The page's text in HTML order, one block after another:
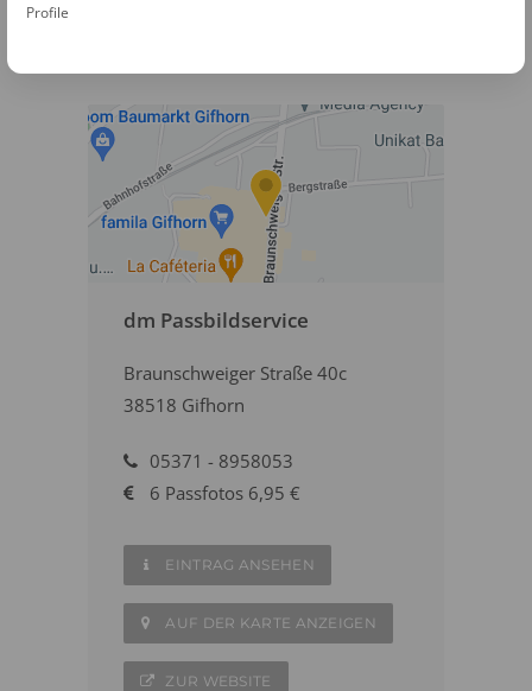
dm Passbildservice
Braunschweiger Straße 40c
38518 Gifhorn
05371 - 8958053
6 Passfotos 6,95 €
EINTRAG ANSEHEN
AUF DER KARTE ANZEIGEN
ZUR WEBSITE
Profile